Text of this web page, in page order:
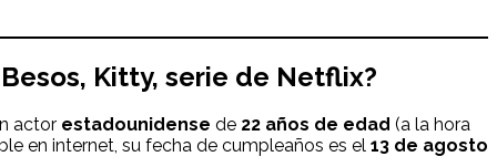
Besos, Kitty, serie de Netflix?
actor estadounidense de 22 años de edad (a la hora
en internet, su fecha de cumpleaños es el 13 de agosto